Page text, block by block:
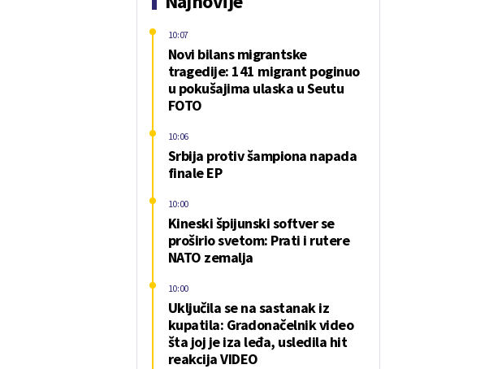
Novi bilans migrantske
tragedije: 141 migrant poginuo
u pokušajima ulaska u Seutu
FOTO
10:07
Srbija protiv šampiona napada
finale EP
10:06
Kineski špijunski softver se
proširio svetom: Prati i rutere
NATO zemalja
10:00
Uključila se na sastanak iz
kupatila: Gradonačelnik video
šta joj je iza leđa, usledila hit
reakcija VIDEO
10:00